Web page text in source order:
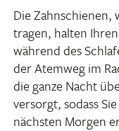
Die Zahn­schienen,
tragen, halten
während des
der Atemweg im
die ganze Nacht
versorgt, sodass
nächsten Morgen